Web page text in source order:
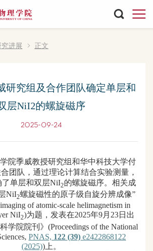
究进展 正文
研究组及合作团队确定单层和
层NiI2的螺旋磁序
2025-09-24
季威教授研究组和华中科技大学付
团队，通过理论计算结合实验测量，
单层和双层NiI2的螺旋磁序。相关成
NiI2螺旋磁性的原子级自旋分辨成像”
of atomic-scale helimagnetism in
NiI2)为题，发表在2025年9月 23日出
学院院刊》(Proceedings of the National
, PNAS, 122 (39) e2422868122
(2025))上。